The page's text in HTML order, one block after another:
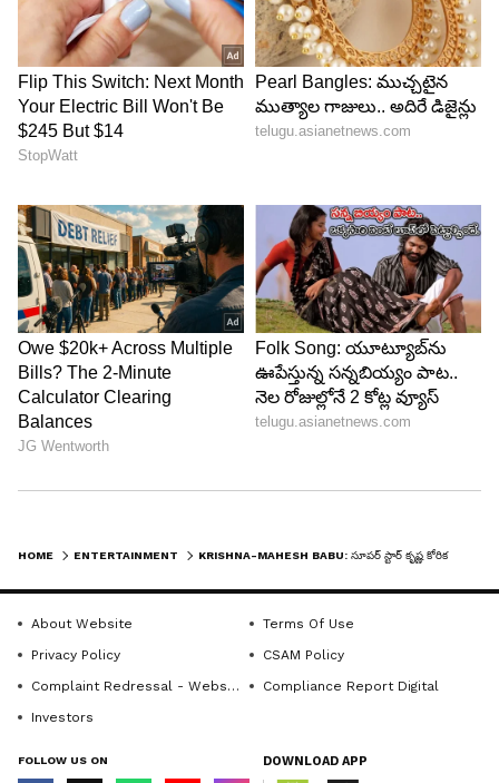
మహేష్ బాడీ లాంగ్వేజ్ పర్ఫెక్ట్ గా సెట్ అవుతుంది.
ఇప్పుడున్న టెక్నాలజీతో భారీ బడ్జెట్ లో మహేష్ బాబు
జేమ్స్ బాండ్ సినిమా తీయాలనేది అభిమానుల కోరిక
కూడా. ఇంత వరకు మహేష్ జేమ్స్ బాండ్ తరహా మూవీ
చేయనేలేదు.
LATEST VIDEOS
HOME ENTERTAINMENT
About Website
Terms Of Use
Privacy Policy
CSAM Policy
Complaint Redressal - Website
Compliance Report Digital
Investors
FOLLOW US ON DOWNLOAD APP